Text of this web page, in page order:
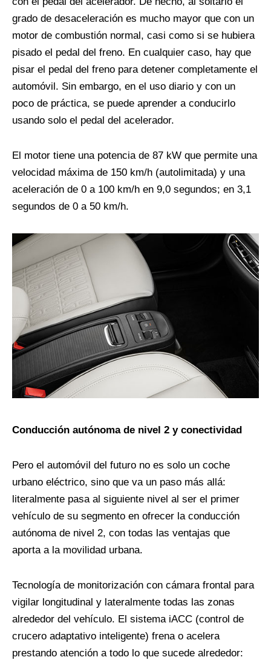
grado de desaceleración es mucho mayor que con un
motor de combustión normal, casi como si se hubiera
pisado el pedal del freno. En cualquier caso, hay que
pisar el pedal del freno para detener completamente el
automóvil. Sin embargo, en el uso diario y con un
poco de práctica, se puede aprender a conducirlo
usando solo el pedal del acelerador.
El motor tiene una potencia de 87 kW que permite una
velocidad máxima de 150 km/h (autolimitada) y una
aceleración de 0 a 100 km/h en 9,0 segundos; en 3,1
segundos de 0 a 50 km/h.
Conducción autónoma de nivel 2 y conectividad
Pero el automóvil del futuro no es solo un coche
urbano eléctrico, sino que va un paso más allá:
literalmente pasa al siguiente nivel al ser el primer
vehículo de su segmento en ofrecer la conducción
autónoma de nivel 2, con todas las ventajas que
aporta a la movilidad urbana.
Tecnología de monitorización con cámara frontal para
vigilar longitudinal y lateralmente todas las zonas
alrededor del vehículo. El sistema iACC (control de
crucero adaptativo inteligente) frena o acelera
prestando atención a todo lo que sucede alrededor: